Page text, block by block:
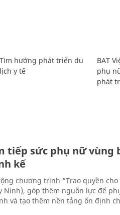
Tìm hướng phát triển du
lịch y tế
BAT
phụ
phát
tiếp sức phụ nữ vùng
kế
chương trình “Trao quyền cho
Ninh), góp thêm nguồn lực để
và tạo thêm nền tảng ổn định